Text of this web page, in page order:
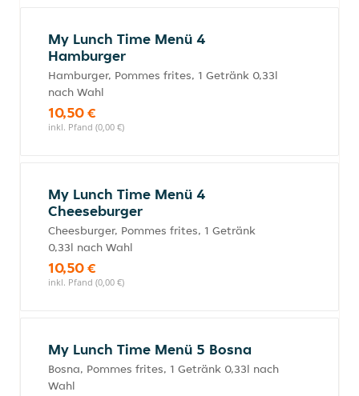
My Lunch Time Menü 4
Hamburger
Hamburger, Pommes frites, 1 Getränk 0,33l
nach Wahl
10,50 €
inkl. Pfand (0,00 €)
My Lunch Time Menü 4
Cheeseburger
Cheesburger, Pommes frites, 1 Getränk
0,33l nach Wahl
10,50 €
inkl. Pfand (0,00 €)
My Lunch Time Menü 5 Bosna
Bosna, Pommes frites, 1 Getränk 0,33l nach
Wahl